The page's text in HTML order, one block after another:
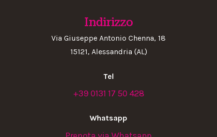
Indirizzo
Via Giuseppe Antonio Chenna, 18
15121, Alessandria (AL)
Tel
+39 0131 17 50 428
Whatsapp